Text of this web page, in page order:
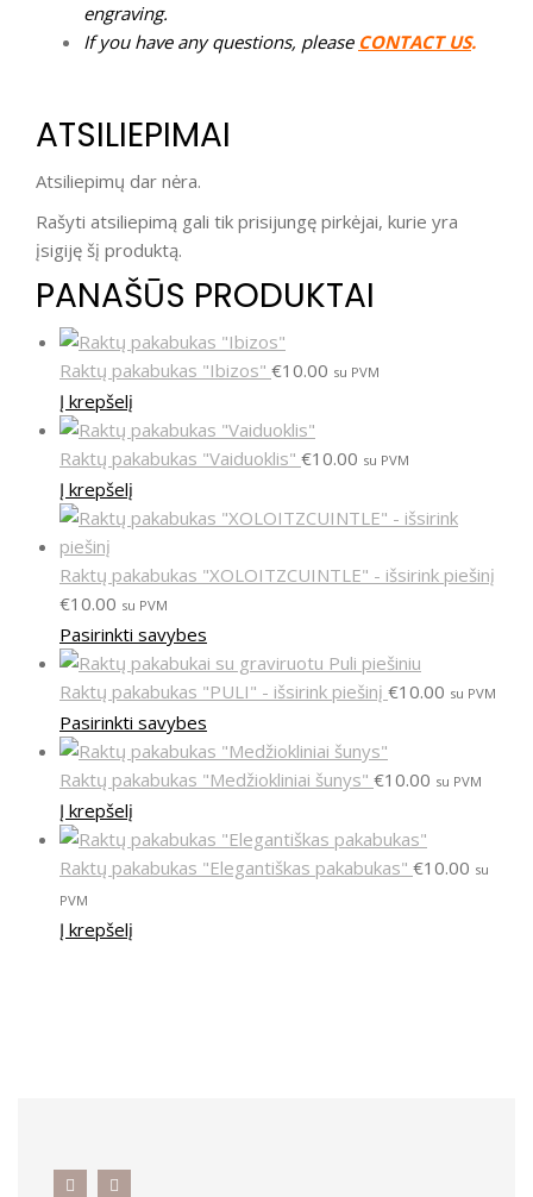
engraving.
If you have any questions, please CONTACT US.
ATSILIEPIMAI
Atsiliepimų dar nėra.
Rašyti atsiliepimą gali tik prisijungę pirkėjai, kurie yra
įsigiję šį produktą.
PANAŠŪS PRODUKTAI
Raktų pakabukas "Ibizos" €10.00 su PVM
Į krepšelį
Raktų pakabukas "Vaiduoklis" €10.00 su PVM
Į krepšelį
Raktų pakabukas "XOLOITZCUINTLE" - išsirink piešinį
€10.00 su PVM
Pasirinkti savybes
Raktų pakabukas "PULI" - išsirink piešinį €10.00 su PVM
Pasirinkti savybes
Raktų pakabukas "Medžiokliniai šunys" €10.00 su PVM
Į krepšelį
Raktų pakabukas "Elegantiškas pakabukas" €10.00 su
PVM
Į krepšelį